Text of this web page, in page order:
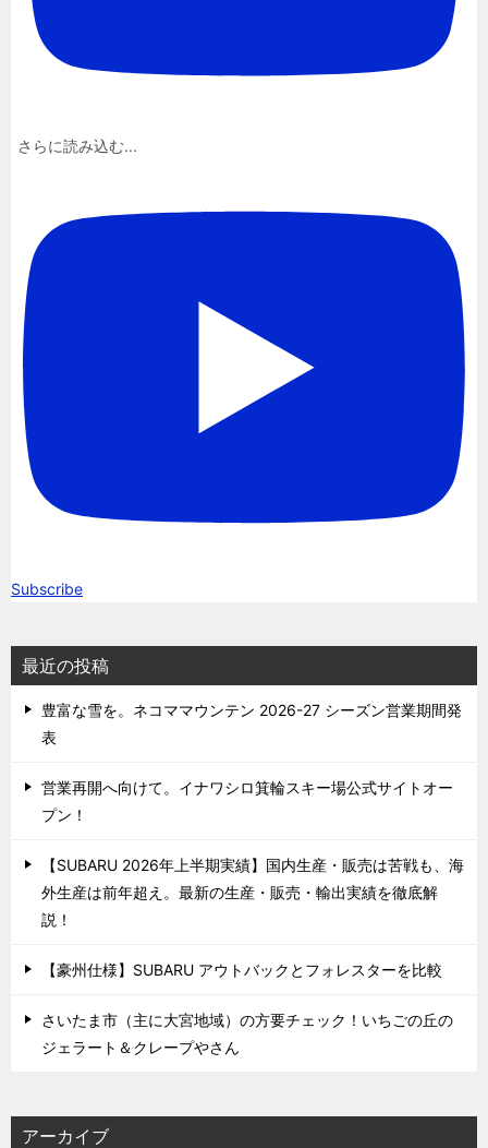
さらに読み込む...
Subscribe
最近の投稿
豊富な雪を。ネコママウンテン 2026-27 シーズン営業期間発
表
営業再開へ向けて。イナワシロ箕輪スキー場公式サイトオー
プン！
【SUBARU 2026年上半期実績】国内生産・販売は苦戦も、海
外生産は前年超え。最新の生産・販売・輸出実績を徹底解
説！
【豪州仕様】SUBARU アウトバックとフォレスターを比較
さいたま市（主に大宮地域）の方要チェック！いちごの丘の
ジェラート＆クレープやさん
アーカイブ